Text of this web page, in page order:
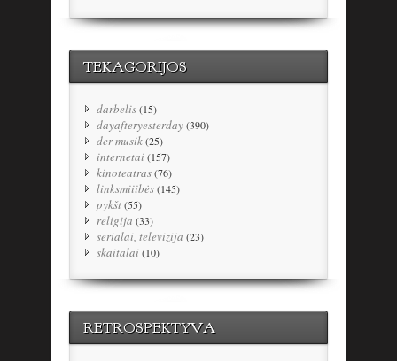
TEKAGORIJOS
darbelis(15)
dayafteryesterday(390)
der musik(25)
internetai(157)
kinoteatras(76)
linksmiiibės(145)
pykšt(55)
religija (33)
serialai, televizija (23)
skaitalai(10)
RETROSPEKTYVA